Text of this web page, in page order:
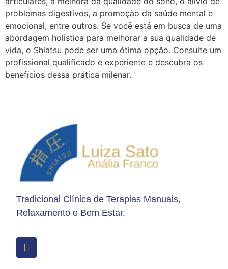
problemas digestivos, a promoção da saúde mental e
emocional, entre outros. Se você está em busca de uma
abordagem holística para melhorar a sua qualidade de
vida, o Shiatsu pode ser uma ótima opção. Consulte um
profissional qualificado e experiente e descubra os
benefícios dessa prática milenar.
Tradicional Clínica de Terapias Manuais,
Relaxamento e Bem Estar.